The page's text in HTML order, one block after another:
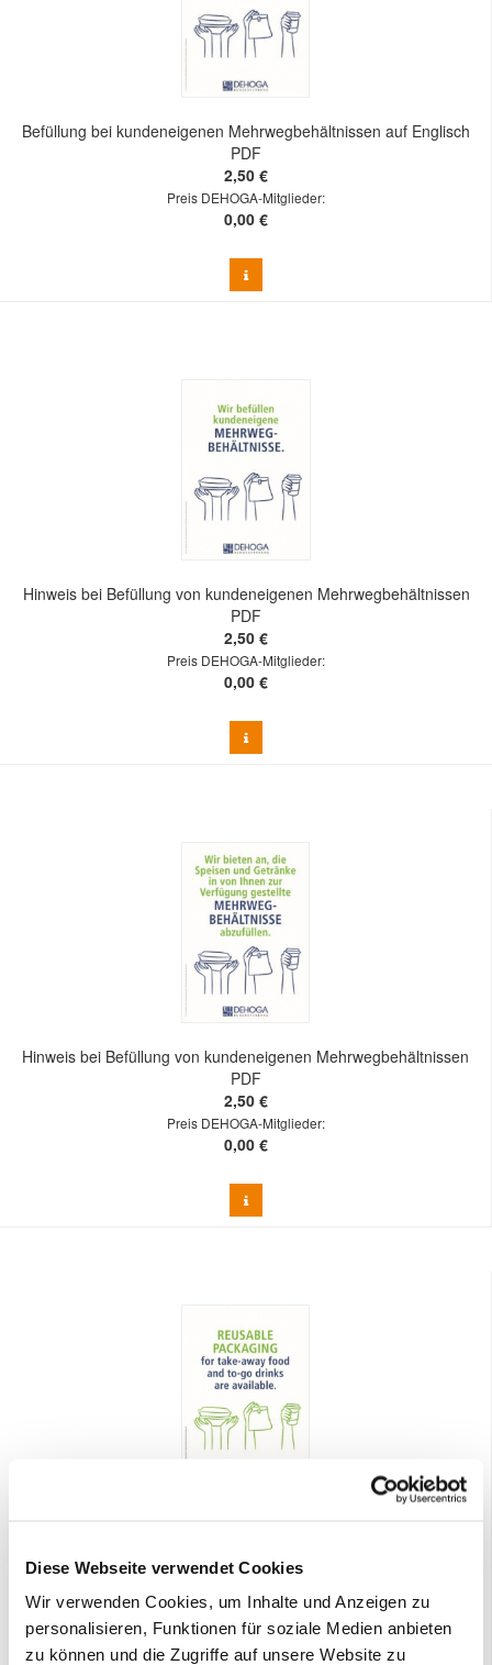
Diese Webseite verwendet Cookies
Wir verwenden Cookies, um Inhalte und Anzeigen zu
personalisieren, Funktionen für soziale Medien anbieten
zu können und die Zugriffe auf unsere Website zu
Befüllung bei kundeneigenen Mehrwegbehältnissen auf Englisch
PDF
2,50 €
Preis DEHOGA-Mitglieder:
0,00 €
Hinweis bei Befüllung von kundeneigenen Mehrwegbehältnissen
PDF
2,50 €
Preis DEHOGA-Mitglieder:
0,00 €
Hinweis bei Befüllung von kundeneigenen Mehrwegbehältnissen
PDF
2,50 €
Preis DEHOGA-Mitglieder:
0,00 €
2,50 €
0,00 €